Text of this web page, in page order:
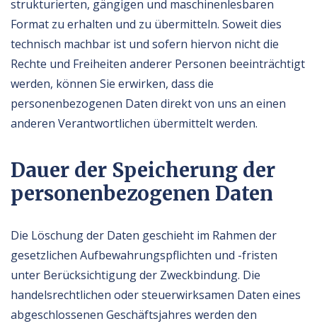
strukturierten, gängigen und maschinenlesbaren
Format zu erhalten und zu übermitteln. Soweit dies
technisch machbar ist und sofern hiervon nicht die
Rechte und Freiheiten anderer Personen beeinträchtigt
werden, können Sie erwirken, dass die
personenbezogenen Daten direkt von uns an einen
anderen Verantwortlichen übermittelt werden.
Dauer der Speicherung der
personenbezogenen Daten
Die Löschung der Daten geschieht im Rahmen der
gesetzlichen Aufbewahrungspflichten und -fristen
unter Berücksichtigung der Zweckbindung. Die
handelsrechtlichen oder steuerwirksamen Daten eines
abgeschlossenen Geschäftsjahres werden den